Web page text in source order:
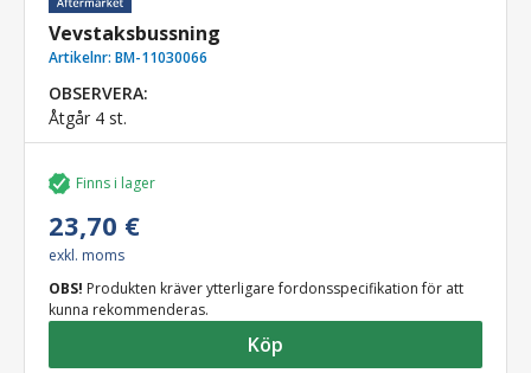
Vevstaksbussning
Artikelnr: BM-11030066
OBSERVERA:
Åtgår 4 st.
Finns i lager
23,70 €
exkl. moms
OBS! Produkten kräver ytterligare fordonsspecifikation för att
kunna rekommenderas.
Köp